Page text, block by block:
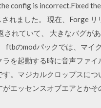
config is incorrect.Fixed
れました。 現在、Forge
れていて、 大きなバグが
ftbのmodパックでは、マ
を起動する時に音声ファ
。マジカルクロップスに
エッセンスオブエアとか